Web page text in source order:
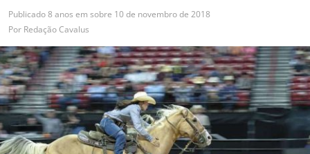
Publicado8 anos em sobre 10 de novembro de 2018
Por Redação Cavalus